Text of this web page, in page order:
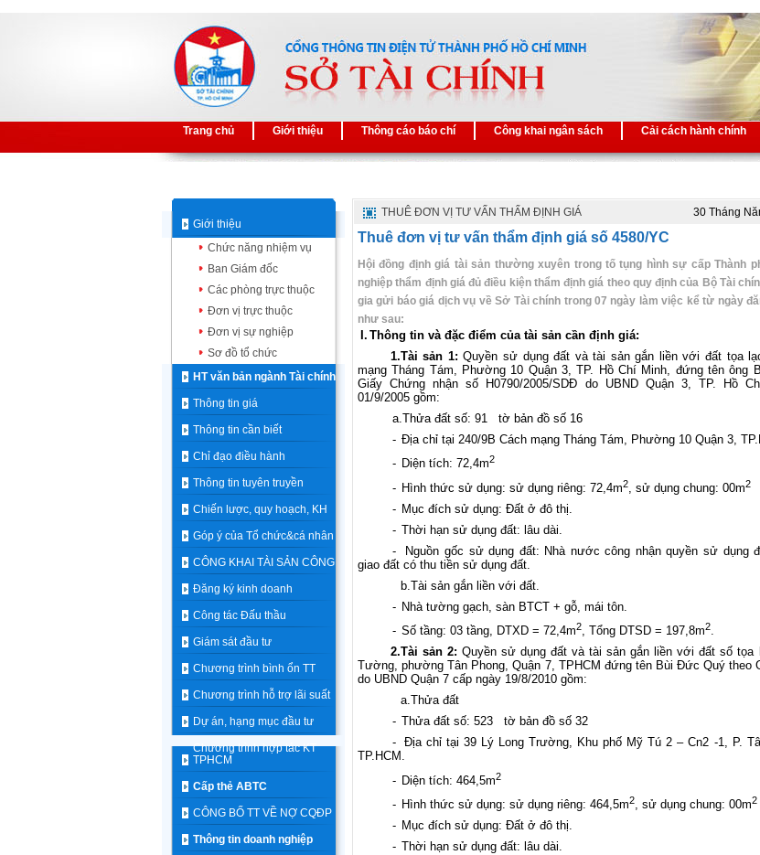
Trang chủ Giới thiệu Thông cáo báo chí Công khai ngân sách Cải cách hành chính
Giới thiệu
Chức năng nhiệm vụ
Ban Giám đốc
Các phòng trực thuộc
Đơn vị trực thuộc
Đơn vị sự nghiệp
Sơ đồ tổ chức
HT văn bản ngành Tài chính
Thông tin giá
Thông tin cần biết
Chỉ đạo điều hành
Thông tin tuyên truyền
Chiến lược, quy hoạch, KH
Góp ý của Tổ chức&cá nhân
CÔNG KHAI TÀI SẢN CÔNG
Đăng ký kinh doanh
Công tác Đấu thầu
Giám sát đầu tư
Chương trình bình ổn TT
Chương trình hỗ trợ lãi suất
Dự án, hạng mục đầu tư
Chương trình hợp tác KT
TPHCM
Cấp thẻ ABTC
CÔNG BỐ TT VỀ NỢ CQĐP
Thông tin doanh nghiệp
THUÊ ĐƠN VỊ TƯ VẤN THẨM ĐỊNH GIÁ 30 Tháng
Thuê đơn vị tư vấn thẩm định giá số 4580/YC
Hội đồng định giá tài sản thường xuyên trong tố tụng hình sự cấp Thành
nghiệp thẩm định giá đủ điều kiện thẩm định giá theo quy định của Bộ Tài
gia gửi báo giá dịch vụ về Sở Tài chính trong 07 ngày làm việc kể từ ngày
như sau:
I. Thông tin và đặc điểm của tài sản cần định giá:
1.Tài sản 1:Quyền sử dụng đất và tài sản gắn liền với đất tọa
mạng Tháng Tám, Phường 10 Quận 3, TP. Hồ Chí Minh, đứng tên ông
Giấy Chứng nhận số H0790/2005/SDĐ do UBND Quận 3, TP. Hồ
01/9/2005 gồm:
a.Thửa đất số: 91 tờ bản đồ số 16
- Địa chỉ tại 240/9B Cách mạng Tháng Tám, Phường 10 Quận 3,
- Diện tích: 72,4m2
- Hình thức sử dụng: sử dụng riêng: 72,4m2, sử dụng chung: 00m2
- Mục đích sử dụng: Đất ở đô thị.
- Thời hạn sử dụng đất: lâu dài.
-
Nguồn gốc sử dụng đất: Nhà nước công nhận quyền sử dụng
giao đất có thu tiền sử dụng đất.
b.Tài sản gắn liền với đất.
- Nhà tường gạch, sàn BTCT + gỗ, mái tôn.
- Số tầng: 03 tầng, DTXD = 72,4m2, Tổng DTSD = 197,8m2.
2.Tài sản 2: Quyền sử dụng đất và tài sản gắn liền với đất số tọa
Tường, phường Tân Phong, Quận 7, TPHCM đứng tên Bùi Đức Quý theo
do UBND Quận 7 cấp ngày 19/8/2010 gồm:
a.Thửa đất
- Thửa đất số: 523 tờ bản đồ số 32
-
Địa chỉ tại 39 Lý Long Trường, Khu phố Mỹ Tú 2 – Cn2 -1, P.
TP.HCM.
- Diện tích: 464,5m2
- Hình thức sử dụng: sử dụng riêng: 464,5m2, sử dụng chung: 00m2
- Mục đích sử dụng: Đất ở đô thị.
- Thời hạn sử dụng đất: lâu dài.